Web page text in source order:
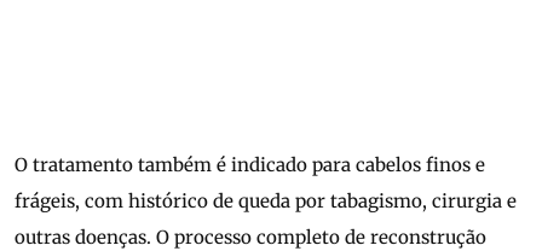
O tratamento também é indicado para cabelos finos e
frágeis, com histórico de queda por tabagismo, cirurgia e
outras doenças. O processo completo de reconstrução